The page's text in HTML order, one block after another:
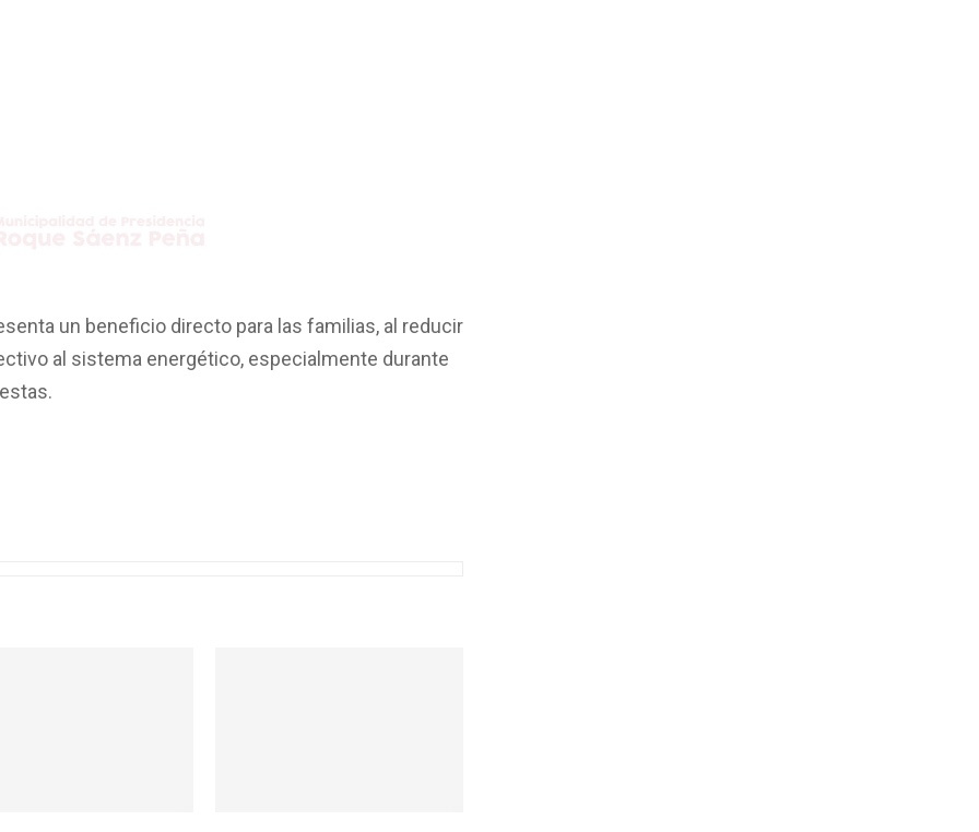
un beneficio directo para las familias, al reducir
al sistema energético, especialmente durante